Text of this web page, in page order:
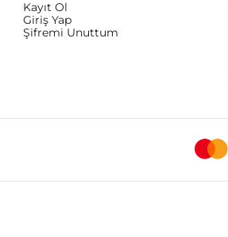
Kayıt Ol
Giriş Yap
Şifremi Unuttum